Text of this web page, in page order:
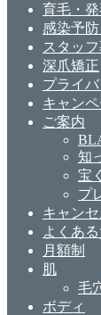
育毛・
感染予
スタッ
深爪矯正
プライ
キャン
ご案内
知
宝
プ
キャン
よくあ
月額制
肌
毛
ボディ